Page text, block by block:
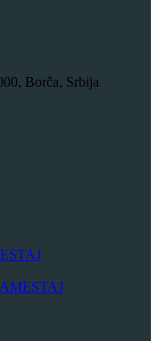
Borča, Srbija